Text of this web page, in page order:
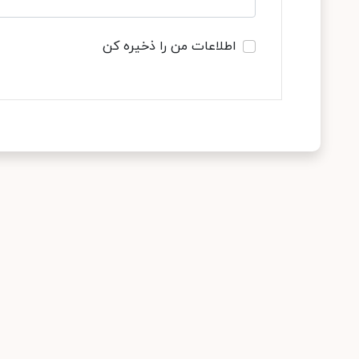
اطلاعات من را ذخیره کن